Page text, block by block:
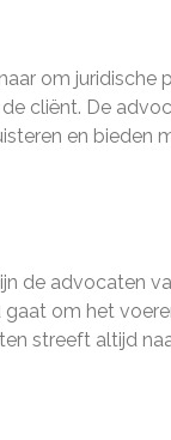
om juridische
cliënt. De
en bieden
de advocaten
om het
streeft altijd